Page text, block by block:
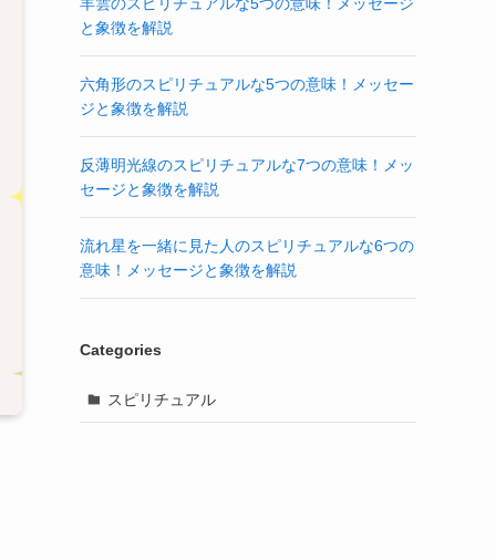
と象徴を解説
六角形のスピリチュアルな5つの意味！メッセー
ジと象徴を解説
反薄明光線のスピリチュアルな7つの意味！メッ
セージと象徴を解説
流れ星を一緒に見た人のスピリチュアルな6つの
意味！メッセージと象徴を解説
Categories
スピリチュアル